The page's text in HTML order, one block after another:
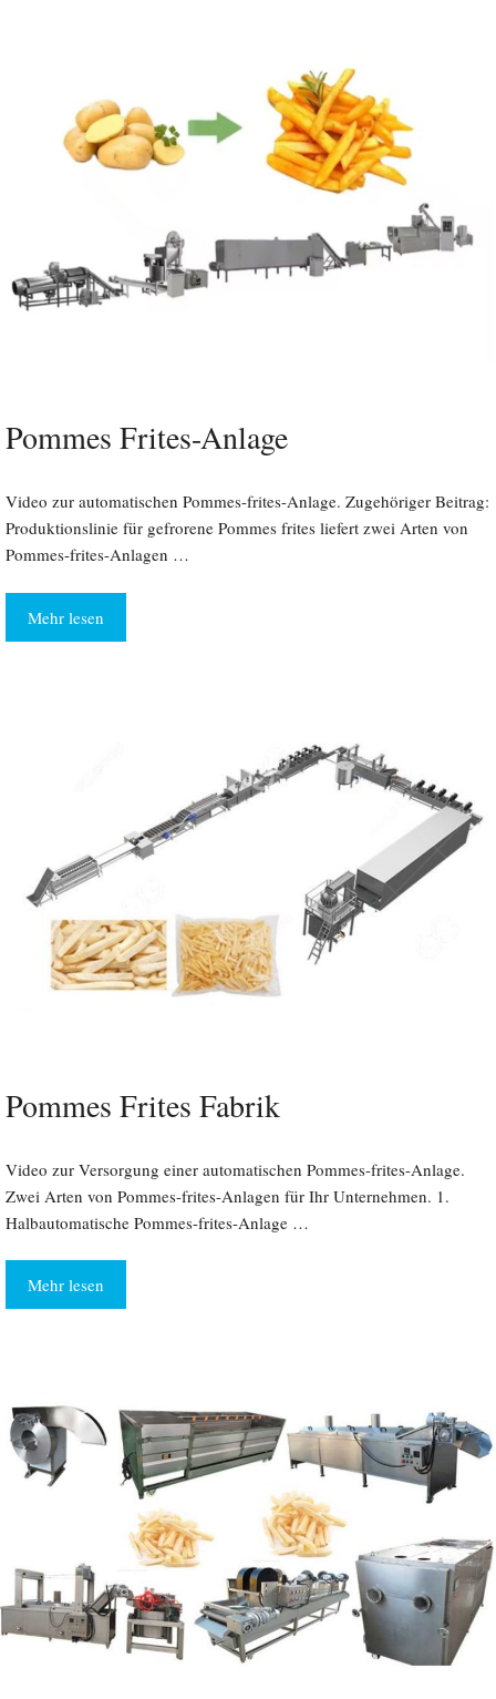
Pommes Frites-Anlage
Video zur automatischen Pommes-frites-Anlage. Zugehöriger Beitrag:
Produktionslinie für gefrorene Pommes frites liefert zwei Arten von
Pommes-frites-Anlagen …
Mehr lesen
Pommes Frites Fabrik
Video zur Versorgung einer automatischen Pommes-frites-Anlage.
Zwei Arten von Pommes-frites-Anlagen für Ihr Unternehmen. 1.
Halbautomatische Pommes-frites-Anlage …
Mehr lesen